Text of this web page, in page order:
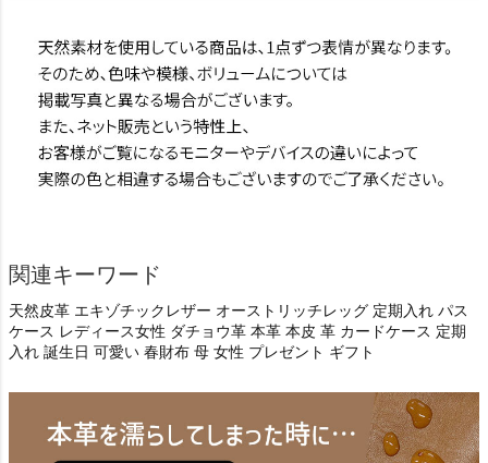
関連キーワード
天然皮革 エキゾチックレザー オーストリッチレッグ 定期入れ パス
ケース レディース女性 ダチョウ革 本革 本皮 革 カードケース 定期
入れ 誕生日 可愛い 春財布 母 女性 プレゼント ギフト